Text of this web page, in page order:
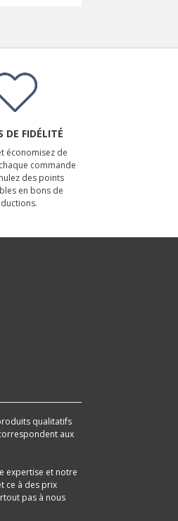
DE FIDÉLITÉ
économisez de
commande
des points
en bons de
qualitatifs
aux
expertise et notre
ce à des prix
pas à nous